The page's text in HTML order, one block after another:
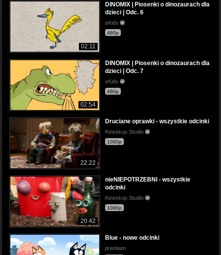
02:11
DINOMIX | Piosenki o dinozaurach dla
dzieci | Odc. 6
eKids
480p
02:54
DINOMIX | Piosenki o dinozaurach dla
dzieci | Odc. 7
eKids
480p
22:22
Druciane oprawki - wszystkie odcinki
Kineskop Studio
1080p
20:42
nieNIEPOTRZEBNI - wszystkie
odcinki
Kineskop Studio
1080p
Blue - nowe odcinki
premium